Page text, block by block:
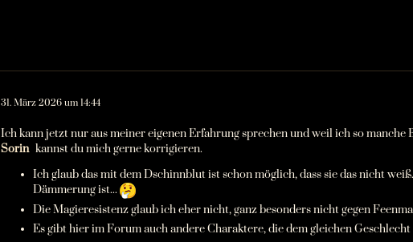
31. März 2026 um 14:44
Ich kann jetzt nur aus meiner eigenen Erfahrung sprechen und weil ich so manche
Sorin kannst du mich gerne korrigieren.
Ich glaub das mit dem Dschinnblut ist schon möglich, dass sie das nicht
Dämmerung ist...
Die Magieresistenz glaub ich eher nicht, ganz besonders nicht gegen
Es gibt hier im Forum auch andere Charaktere, die dem gleichen